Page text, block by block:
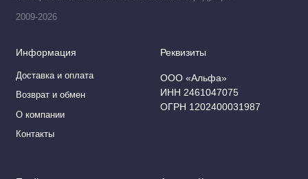
2009-2026
Информация
Доставка и оплата
Возврат и обмен
О компании
Контакты
Реквизиты
ООО «Альфа»
ИНН 2461047075
ОГРН 1202400031987